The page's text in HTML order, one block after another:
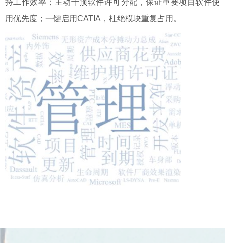
持工作效率；主动干预软件许可分配，保证重要项目软件使
用优先度；一键启用CATIA，杜绝模块重复占用。